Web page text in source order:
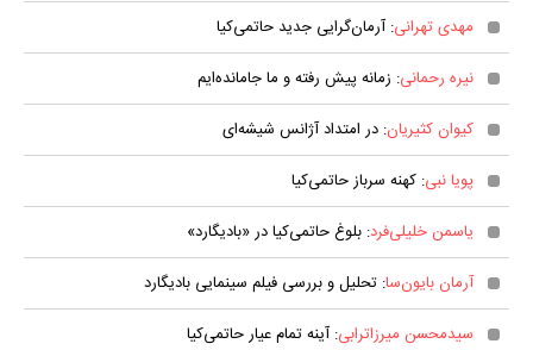
مهدی تهرانی: آرمان‌گرایی جدید حاتمی‌کیا
نیره رحمانی: زمانه پیش رفته و ما جامانده‌ایم
کیوان کثیریان: در امتداد آژانس شیشه‌ای
پویا نبی: کهنه سرباز حاتمی‌کیا
یاسمن خلیلی‌فرد: بلوغ حاتمی‌کیا در «بادیگارد»
آرمان بایون‌سا: تحلیل و بررسی فیلم سینمایی بادیگارد
سیدمحسن میرزاترابی: آینه تمام عیار حاتمی‌کیا